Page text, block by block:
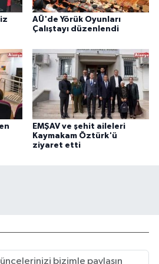
AÜ'de Yörük Oyunları
Çalıştayı düzenlendi
EMŞAV ve şehit aileleri
Kaymakam Öztürk'ü
ziyaret etti